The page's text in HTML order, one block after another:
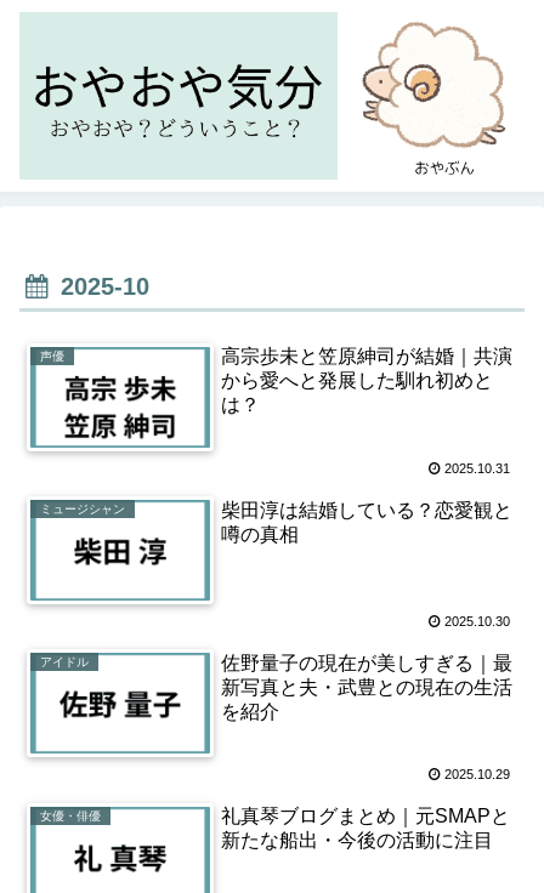
2025-10
声優
高宗歩未と笠原紳司が結婚｜共演
から愛へと発展した馴れ初めと
は？
2025.10.31
ミュージシャン
柴田淳は結婚している？恋愛観と
噂の真相
2025.10.30
アイドル
佐野量子の現在が美しすぎる｜最
新写真と夫・武豊との現在の生活
を紹介
2025.10.29
女優・俳優
礼真琴ブログまとめ｜元SMAPと
新たな船出・今後の活動に注目